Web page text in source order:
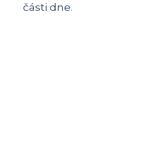
části dne.